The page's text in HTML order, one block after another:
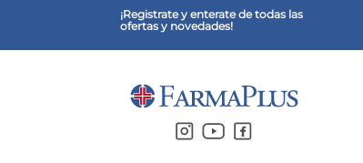
¡Registrate y enterate de todas las
ofertas y novedades!